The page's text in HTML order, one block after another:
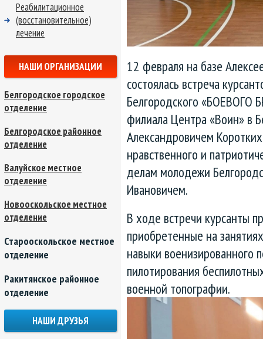
12 февраля на базе
состоялась встреча
Белгородского «БОЕВОГО
филиала Центра «Воин» в
Александровичем
нравственного и
делам молодежи
Ивановичем.
В ходе встречи курсанты
приобретенные на
навыки военизированного
пилотирования
военной топографии.
Реабилитационное
(восстановительное)
лечение
НАШИ ОРГАНИЗАЦИИ
Белгородское городское
отделение
Белгородское районное
отделение
Валуйское местное
отделение
Новооскольское местное
отделение
Старооскольское местное
отделение
Ракитянское районное
отделение
НАШИ ДРУЗЬЯ